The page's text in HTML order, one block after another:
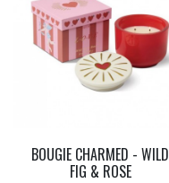
BOUGIE CHARMED - WILD
FIG & ROSE